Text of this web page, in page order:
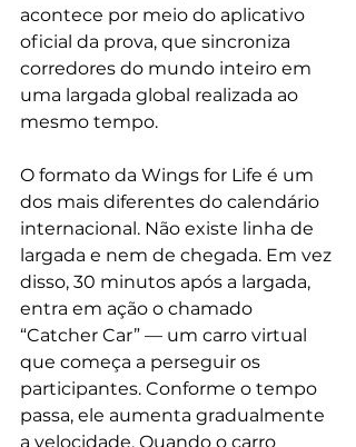
acontece por meio do aplicativo
oficial da prova, que sincroniza
corredores do mundo inteiro em
uma largada global realizada ao
mesmo tempo.
O formato da Wings for Life é um
dos mais diferentes do calendário
internacional. Não existe linha de
largada e nem de chegada. Em vez
disso, 30 minutos após a largada,
entra em ação o chamado
“Catcher Car” — um carro virtual
que começa a perseguir os
participantes. Conforme o tempo
passa, ele aumenta gradualmente
a velocidade. Quando o carro